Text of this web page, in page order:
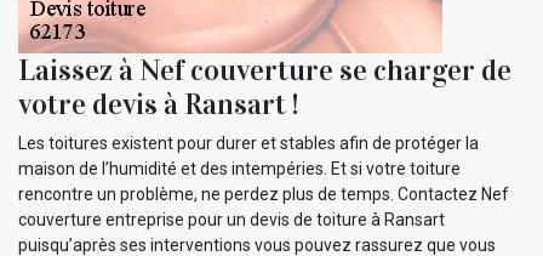
Laissez à Nef couverture se charger de
votre devis à Ransart !
Les toitures existent pour durer et stables afin de protéger la
maison de l’humidité et des intempéries. Et si votre toiture
rencontre un problème, ne perdez plus de temps. Contactez Nef
couverture entreprise pour un devis de toiture à Ransart
puisqu’après ses interventions vous pouvez rassurez que vous